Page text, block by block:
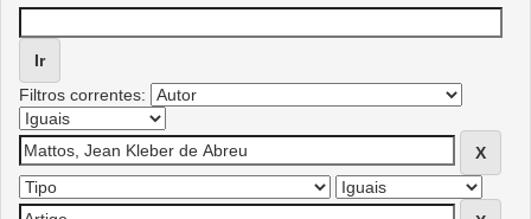
Filtros correntes: